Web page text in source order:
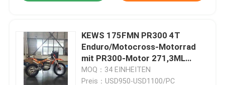
KEWS 175FMN PR300 4T
Enduro/Motocross-Motorrad
mit PR300-Motor 271,3ML
Kolbenumfang und elektrischem
Starter
MOQ：34 EINHEITEN
Preis：USD950-USD1100/PC